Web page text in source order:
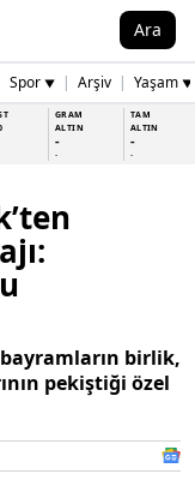
Ara
Spor ▼ | Arşiv | Yaşam ▼
GRAM
ALTIN
-
-
TAM
ALTIN
-
-
birlik,
pekiştiği özel